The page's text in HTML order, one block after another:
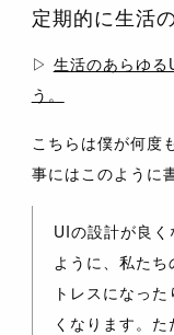
定期的に生活
▷ 生活のあらゆる
う。
こちらは僕が何度
事にはこのように
UIの設計が良
ように、私た
トレスになっ
くなります。